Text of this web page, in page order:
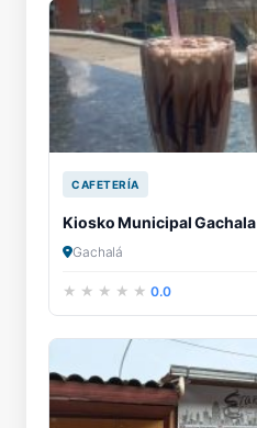
CAFETERÍA
Kiosko Municipal Gachala
Gachalá
0.0